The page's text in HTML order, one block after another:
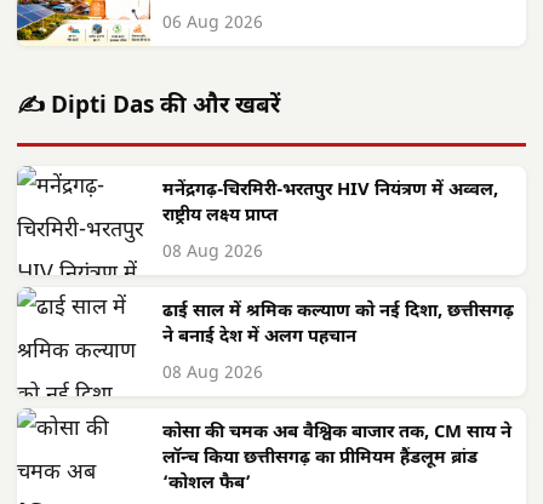
06 Aug 2026
✍️ Dipti Das की और खबरें
मनेंद्रगढ़-चिरमिरी-भरतपुर HIV नियंत्रण में अव्वल,
राष्ट्रीय लक्ष्य प्राप्त
08 Aug 2026
ढाई साल में श्रमिक कल्याण को नई दिशा, छत्तीसगढ़
ने बनाई देश में अलग पहचान
08 Aug 2026
कोसा की चमक अब वैश्विक बाजार तक, CM साय ने
लॉन्च किया छत्तीसगढ़ का प्रीमियम हैंडलूम ब्रांड
‘कोशल फैब’